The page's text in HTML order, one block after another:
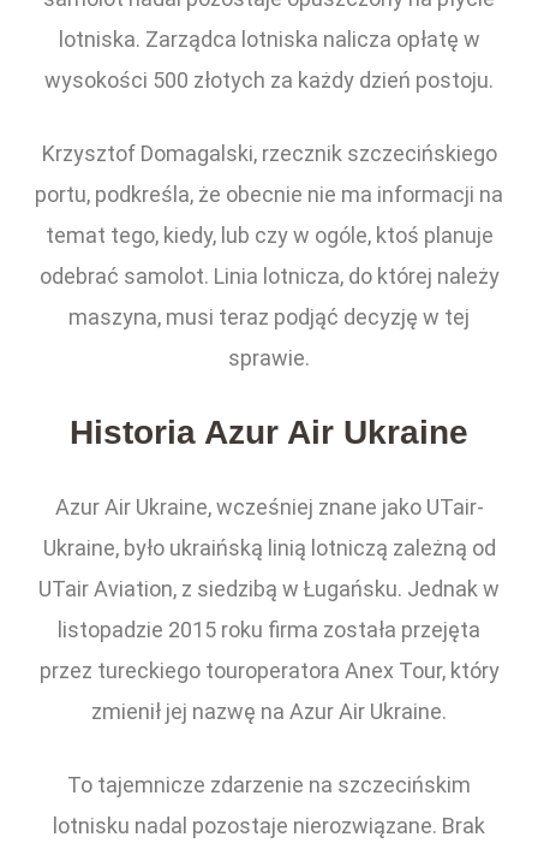
lotniska. Zarządca lotniska nalicza opłatę w
wysokości 500 złotych za każdy dzień postoju.
Krzysztof Domagalski, rzecznik szczecińskiego
portu, podkreśla, że obecnie nie ma informacji na
temat tego, kiedy, lub czy w ogóle, ktoś planuje
odebrać samolot. Linia lotnicza, do której należy
maszyna, musi teraz podjąć decyzję w tej
sprawie.
Historia Azur Air Ukraine
Azur Air Ukraine, wcześniej znane jako UTair-
Ukraine, było ukraińską linią lotniczą zależną od
UTair Aviation, z siedzibą w Ługańsku. Jednak w
listopadzie 2015 roku firma została przejęta
przez tureckiego touroperatora Anex Tour, który
zmienił jej nazwę na Azur Air Ukraine.
To tajemnicze zdarzenie na szczecińskim
lotnisku nadal pozostaje nierozwiązane. Brak